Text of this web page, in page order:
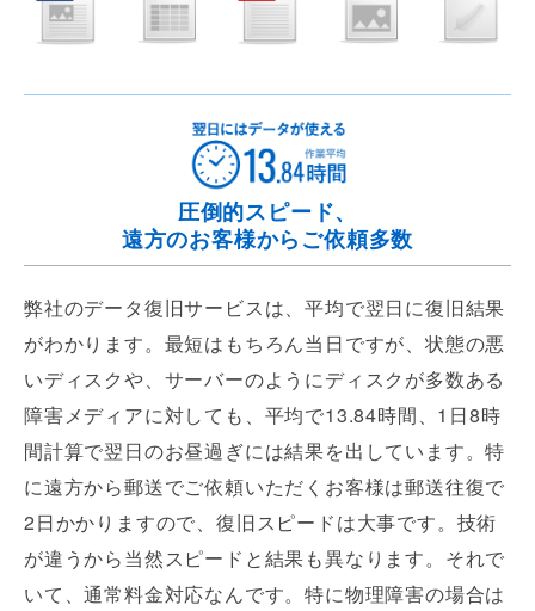
圧倒的スピード、
遠方のお客様からご依頼多数
弊社のデータ復旧サービスは、平均で翌日に復旧結果
がわかります。最短はもちろん当日ですが、状態の悪
いディスクや、サーバーのようにディスクが多数ある
障害メディアに対しても、平均で13.84時間、1日8時
間計算で翌日のお昼過ぎには結果を出しています。特
に遠方から郵送でご依頼いただくお客様は郵送往復で
2日かかりますので、復旧スピードは大事です。技術
が違うから当然スピードと結果も異なります。それで
いて、通常料金対応なんです。特に物理障害の場合は